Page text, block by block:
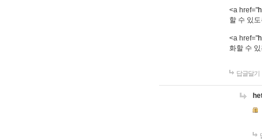
<a href="
할 수 있
<a href="
화할 수
답글달기